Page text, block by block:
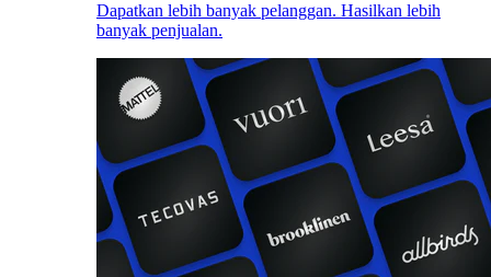
Dapatkan lebih banyak pelanggan. Hasilkan lebih
banyak penjualan.